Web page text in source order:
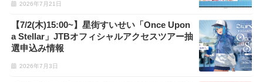
2026年7月21日
2026年7月3日
【7/2(木)15:00~】星街すいせい「Once Upon
a Stellar」JTBオフィシャルアクセスツアー抽
選申込み情報